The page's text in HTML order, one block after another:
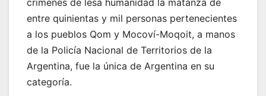
entre quinientas y mil personas pertenecientes
a los pueblos Qom y Mocoví-Moqoit, a manos
de la Policía Nacional de Territorios de la
Argentina, fue la única de Argentina en su
categoría.